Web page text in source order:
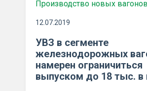
Производство новых вагонов
12.07.2019
УВЗ в сегменте
железнодорожных
намерен ограничиться
выпуском до 18 тыс. в